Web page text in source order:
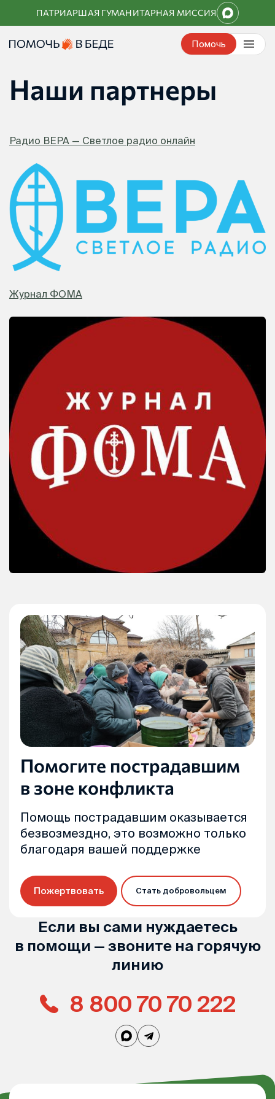
Перейти
к
контенту
ПАТРИАРШАЯ ГУМАНИТАРНАЯ МИССИЯ
Помочь
Наши партнеры
Радио ВЕРА — Светлое радио онлайн
Журнал ФОМА
Помогите пострадавшим
в зоне конфликта
Помощь пострадавшим оказывается
безвозмездно, это возможно только
благодаря вашей поддержке
Пожертвовать Стать добровольцем
Если вы сами нуждаетесь
в помощи — звоните на горячую
линию
8 800 70 70 222